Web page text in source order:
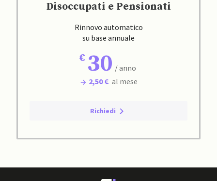
Disoccupati e Pensionati
Rinnovo automatico
su base annuale
30 / anno
2,50 € al mese
Richiedi